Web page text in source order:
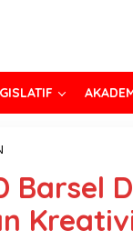
Barsel